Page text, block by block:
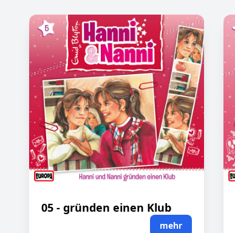
05 - gründen einen Klub
mehr